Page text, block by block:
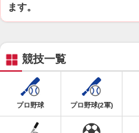
ます。
競技一覧
プロ野球 プロ野球(2軍)